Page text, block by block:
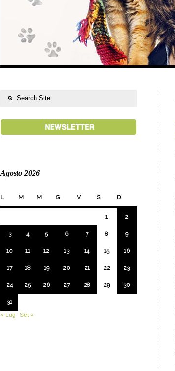
Agosto 2026
L M M G V S D
1 2
3 4 5 6 7 8 9
10 11 12 13 14 15 16
17 18 19 20 21 22 23
24 25 26 27 28 29 30
31
« Lug
Set »